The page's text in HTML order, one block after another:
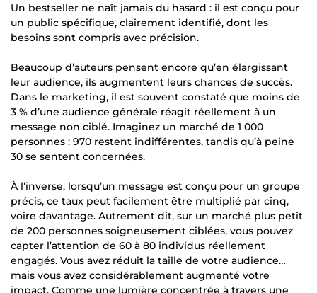
Un bestseller ne naît jamais du hasard : il est conçu pour
un public spécifique, clairement identifié, dont les
besoins sont compris avec précision.
Beaucoup d’auteurs pensent encore qu’en élargissant
leur audience, ils augmentent leurs chances de succès.
Dans le marketing, il est souvent constaté que moins de
3 % d’une audience générale réagit réellement à un
message non ciblé. Imaginez un marché de 1 000
personnes : 970 restent indifférentes, tandis qu’à peine
30 se sentent concernées.
À l’inverse, lorsqu’un message est conçu pour un groupe
précis, ce taux peut facilement être multiplié par cinq,
voire davantage. Autrement dit, sur un marché plus petit
de 200 personnes soigneusement ciblées, vous pouvez
capter l’attention de 60 à 80 individus réellement
engagés. Vous avez réduit la taille de votre audience…
mais vous avez considérablement augmenté votre
impact. Comme une lumière concentrée à travers une